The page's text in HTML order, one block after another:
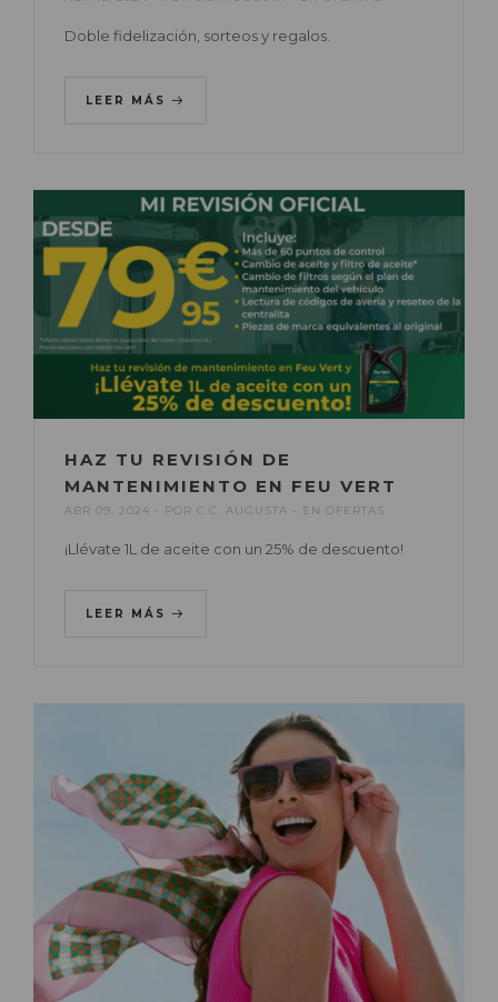
Doble fidelización, sorteos y regalos.
LEER MÁS
HAZ TU REVISIÓN DE
MANTENIMIENTO EN FEU VERT
ABR 09, 2024 POR C.C. AUGUSTA EN OFERTAS
¡Llévate 1L de aceite con un 25% de descuento!
LEER MÁS